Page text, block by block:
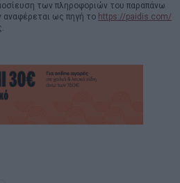
των πληροφοριών του παραπάνω
ως πηγή το https://paidis.com/